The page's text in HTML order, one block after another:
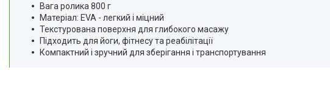
Вага ролика 800 г
Матеріал: EVA - легкий і міцний
Текстурована поверхня для глибокого масажу
Підходить для йоги, фітнесу та реабілітації
Компактний і зручний для зберігання і транспортування